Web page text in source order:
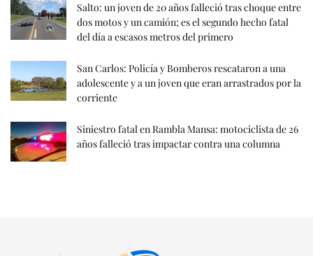
Salto: un joven de 20 años falleció tras choque entre
dos motos y un camión; es el segundo hecho fatal
del día a escasos metros del primero
San Carlos: Policía y Bomberos rescataron a una
adolescente y a un joven que eran arrastrados por la
corriente
Siniestro fatal en Rambla Mansa: motociclista de 26
años falleció tras impactar contra una columna